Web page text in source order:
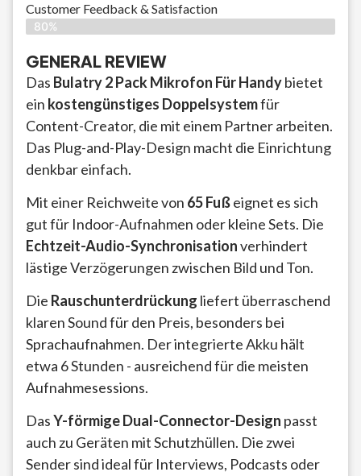
Customer Feedback & Satisfaction​
80%
GENERAL REVIEW
Das Bulatry 2 Pack Mikrofon Für Handybietet
ein kostengünstiges Doppelsystemfür
Content-Creator, die mit einem Partner arbeiten.
Das Plug-and-Play-Design macht die Einrichtung
denkbar einfach.
Mit einer Reichweite von 65 Fußeignet es sich
gut für Indoor-Aufnahmen oder kleine Sets. Die
Echtzeit-Audio-Synchronisationverhindert
lästige Verzögerungen zwischen Bild und Ton.
Die Rauschunterdrückung liefert überraschend
klaren Sound für den Preis, besonders bei
Sprachaufnahmen. Der integrierte Akku hält
etwa 6 Stunden - ausreichend für die meisten
Aufnahmesessions.
DasY-förmige Dual-Connector-Design passt
auch zu Geräten mit Schutzhüllen. Die zwei
Sender sind ideal für Interviews, Podcasts oder